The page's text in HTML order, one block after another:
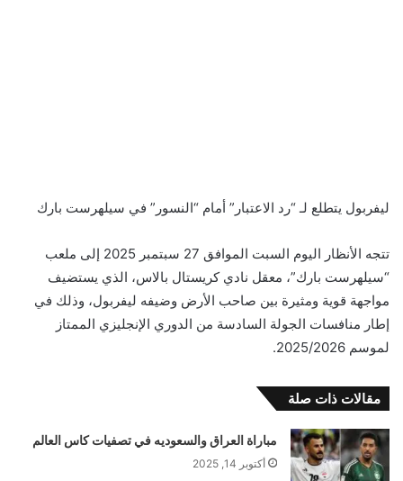
ليفربول يتطلع لـ “رد الاعتبار” أمام “النسور” في سيلهرست بارك
تتجه الأنظار اليوم السبت الموافق 27 سبتمبر 2025 إلى ملعب
“سيلهرست بارك”، معقل نادي كريستال بالاس، الذي يستضيف
مواجهة قوية ومثيرة بين صاحب الأرض وضيفه ليفربول، وذلك في
إطار منافسات الجولة السادسة من الدوري الإنجليزي الممتاز
لموسم 2025/2026.
مقالات ذات صلة
مباراة العراق والسعوديه في تصفيات كاس العالم
أكتوبر 14, 2025